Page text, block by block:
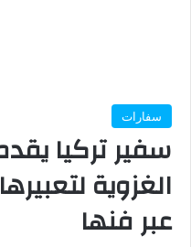
سفارات
سفير تركيا
الغزوية
عبر فنها